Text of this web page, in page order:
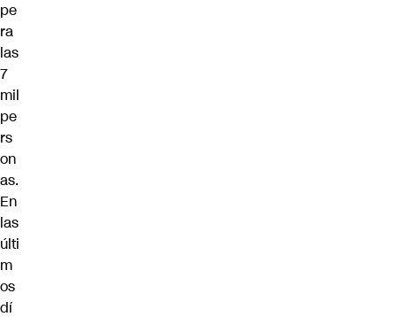
pe
ra
las
7
mil
pe
rs
on
as.
En
las
últi
m
os
dí